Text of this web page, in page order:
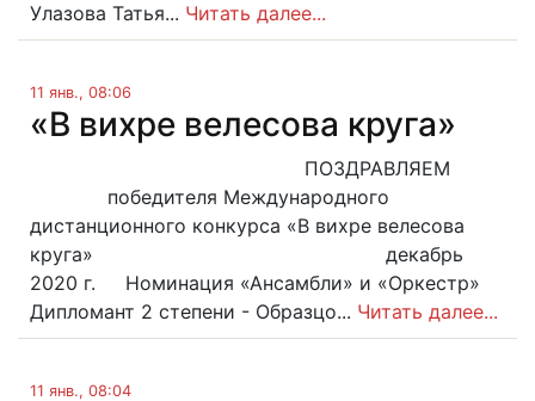
Улазова Татья... Читать далее...
11 янв., 08:06
«В вихре велесова круга»
ПОЗДРАВЛЯЕМ
победителя Международного
дистанционного конкурса «В вихре велесова
круга» декабрь
2020 г. Номинация «Ансамбли» и «Оркестр»
Дипломант 2 степени - Образцо... Читать далее...
11 янв., 08:04